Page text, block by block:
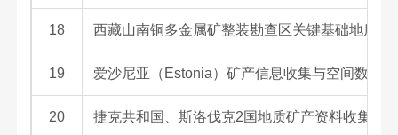
18 西藏山南铜多金属矿整装勘查区关键基础地质研
19 爱沙尼亚（Estonia）矿产信息收集与空间数据
20 捷克共和国、斯洛伐克2国地质矿产资料收集及